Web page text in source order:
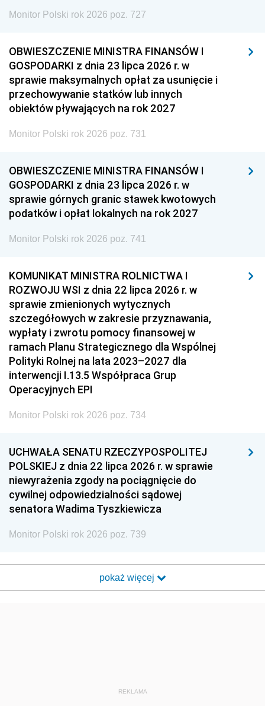
Monitor Polski rok 2026 poz. 727
OBWIESZCZENIE MINISTRA FINANSÓW I
GOSPODARKI z dnia 23 lipca 2026 r. w
sprawie maksymalnych opłat za usunięcie i
przechowywanie statków lub innych
obiektów pływających na rok 2027
Monitor Polski rok 2026 poz. 731
OBWIESZCZENIE MINISTRA FINANSÓW I
GOSPODARKI z dnia 23 lipca 2026 r. w
sprawie górnych granic stawek kwotowych
podatków i opłat lokalnych na rok 2027
Monitor Polski rok 2026 poz. 741
KOMUNIKAT MINISTRA ROLNICTWA I
ROZWOJU WSI z dnia 22 lipca 2026 r. w
sprawie zmienionych wytycznych
szczegółowych w zakresie przyznawania,
wypłaty i zwrotu pomocy finansowej w
ramach Planu Strategicznego dla Wspólnej
Polityki Rolnej na lata 2023–2027 dla
interwencji I.13.5 Współpraca Grup
Operacyjnych EPI
Monitor Polski rok 2026 poz. 734
UCHWAŁA SENATU RZECZYPOSPOLITEJ
POLSKIEJ z dnia 22 lipca 2026 r. w sprawie
niewyrażenia zgody na pociągnięcie do
cywilnej odpowiedzialności sądowej
senatora Wadima Tyszkiewicza
Monitor Polski rok 2026 poz. 739
pokaż więcej
REKLAMA